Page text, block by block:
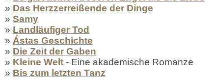
» Das Herzzerreißende der Dinge
» Samy
» Landläufiger Tod
» Ástas Geschichte
» Die Zeit der Gaben
» Kleine Welt - Eine akademische Romanze
» Bis zum letzten Tanz